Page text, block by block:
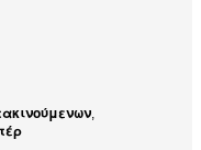
,